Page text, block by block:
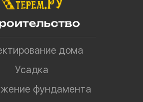
дома
Усадка
фундамента